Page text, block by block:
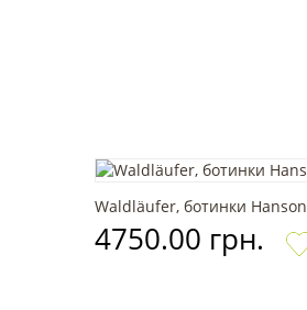
Waldläufer, ботинки Hanson
4750.00 грн.